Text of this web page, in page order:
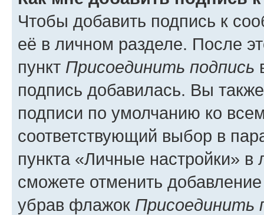
Чтобы добавить подпись к
её в личном разделе. После
пункт Присоединить подпись
подпись добавилась. Вы
подписи по умолчанию ко
соответствующий выбор в
пункта «Личные настройки»
сможете отменить
убрав флажок Присоединить